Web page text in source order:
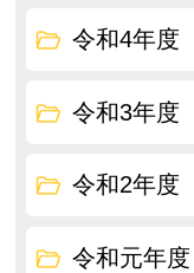
令和4年度
令和3年度
令和2年度
令和元年度